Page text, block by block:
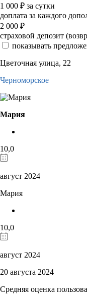
1 000 ₽ за сутки
доплата за каждого
2 000 ₽
страховой депозит
показывать
Цветочная улица, 22
Черноморское
Мария
10,0
август 2024
Мария
10,0
август 2024
20 августа 2024
Средняя оценка